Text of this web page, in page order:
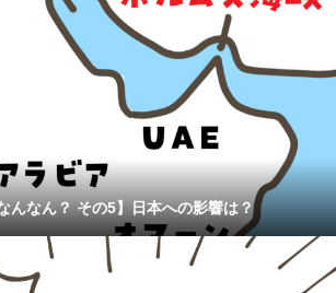
んなん？ その5】日本への影響は？